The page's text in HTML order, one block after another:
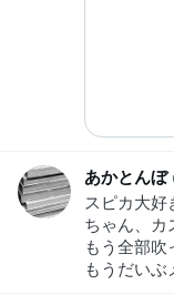
あかとんぼ
スピカ大
ちゃん、カ
もう全部
もうだい